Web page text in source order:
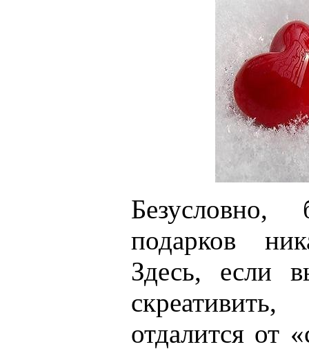
Безусловно,
подарков
Здесь, если
отдалится от